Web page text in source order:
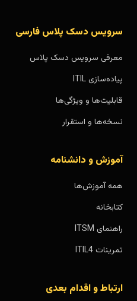
سرویس دسک پلاس فارسی
معرفی سرویس دسک پلاس
پیاده‌سازی ITIL
قابلیت‌ها و ویژگی‌ها
نسخه‌ها و استقرار
آموزش و دانشنامه
همه آموزش‌ها
کتابخانه
راهنمای ITSM
تمرینات ITIL4
ارتباط و اقدام بعدی